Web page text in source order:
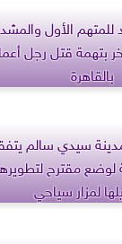
للمتهم الأول
بتهمة قتل رجل
بالقاهرة
سيدي سالم
لوضع مقترح
لمزار سياحي